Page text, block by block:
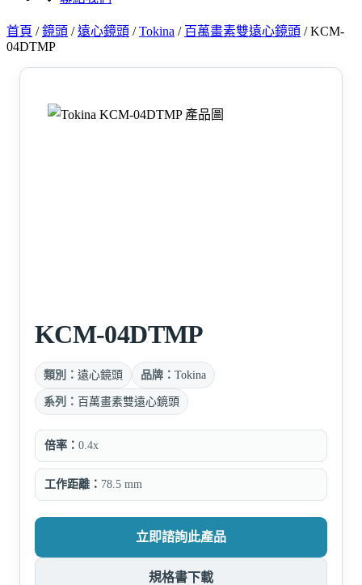
首頁 /鏡頭 /遠心鏡頭 /Tokina / 百萬畫素雙遠心鏡頭 /KCM-
04DTMP
KCM-04DTMP
類別： 遠心鏡頭 品牌： Tokina
系列： 百萬畫素雙遠心鏡頭
倍率： 0.4x
工作距離： 78.5 mm
立即諮詢此產品
規格書下載